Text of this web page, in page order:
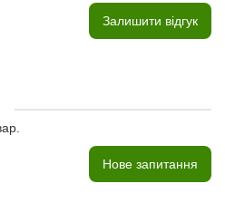
Залишити відгук
Нове запитання